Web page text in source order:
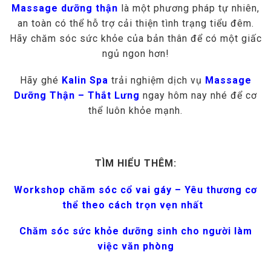
Massage dưỡng thận là một phương pháp tự nhiên,
an toàn có thể hỗ trợ cải thiện tình trạng tiểu đêm.
Hãy chăm sóc sức khỏe của bản thân để có một giấc
ngủ ngon hơn!
Hãy ghé Kalin Spa trải nghiệm dịch vụ Massage
Dưỡng Thận – Thắt Lưng ngay hôm nay nhé để cơ
thể luôn khỏe mạnh.
TÌM HIỂU THÊM:
Workshop chăm sóc cổ vai gáy – Yêu thương cơ
thể theo cách trọn vẹn nhất
Chăm sóc sức khỏe dưỡng sinh cho người làm
việc văn phòng